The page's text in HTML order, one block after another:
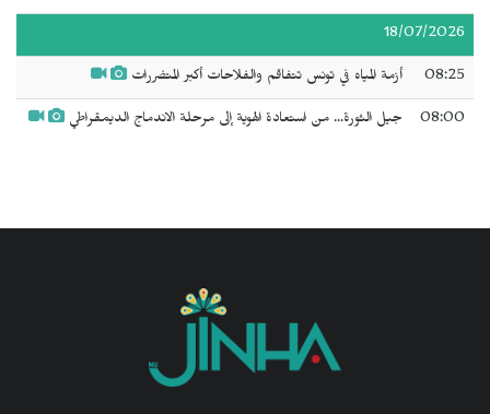
18/07/2026
08:25 أزمة المياه في تونس تتفاقم والفلاحات أكبر المتضررات
08:00 جيل الثورة... من استعادة الهوية إلى مرحلة الاندماج الديمقراطي